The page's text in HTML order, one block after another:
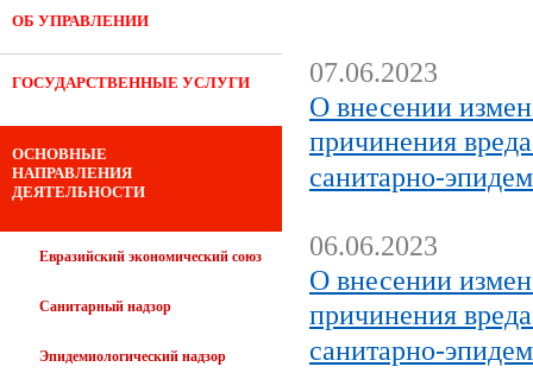
ОБ УПРАВЛЕНИИ
ГОСУДАРСТВЕННЫЕ УСЛУГИ
ОСНОВНЫЕ
НАПРАВЛЕНИЯ
ДЕЯТЕЛЬНОСТИ
Евразийский экономический союз
Санитарный надзор
Эпидемиологический надзор
07.06.2023
О внесении
причинения
санитарно-
06.06.2023
О внесении
причинения
санитарно-